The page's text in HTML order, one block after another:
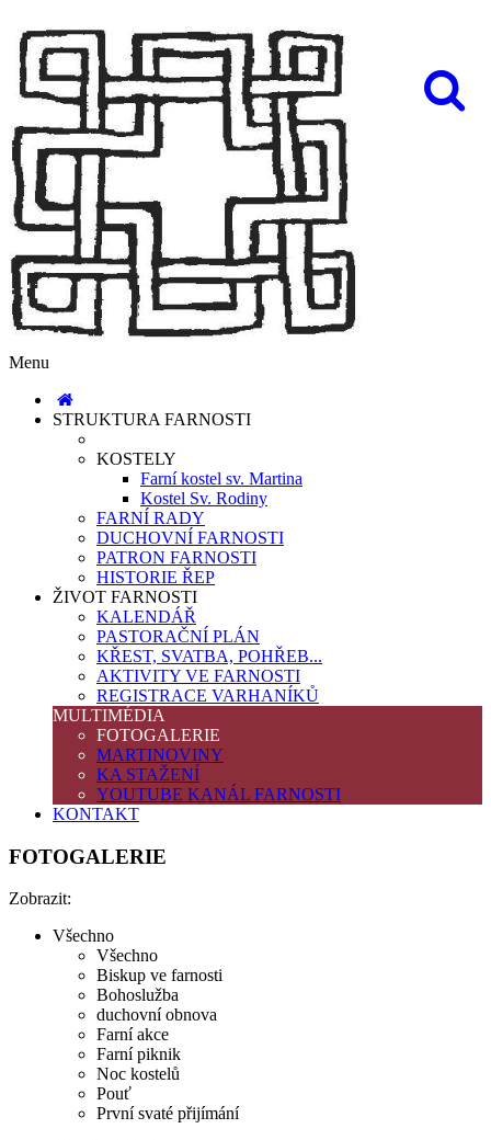
Menu
STRUKTURA FARNOSTI
KOSTELY
Farní kostel sv. Martina
Kostel Sv. Rodiny
FARNÍ RADY
DUCHOVNÍ FARNOSTI
PATRON FARNOSTI
HISTORIE ŘEP
ŽIVOT FARNOSTI
KALENDÁŘ
PASTORAČNÍ PLÁN
KŘEST, SVATBA, POHŘEB...
AKTIVITY VE FARNOSTI
REGISTRACE VARHANÍKŮ
MULTIMÉDIA
FOTOGALERIE
MARTINOVINY
KA STAŽENÍ
YOUTUBE KANÁL FARNOSTI
KONTAKT
FOTOGALERIE
Zobrazit:
Všechno
Všechno
Biskup ve farnosti
Bohoslužba
duchovní obnova
Farní akce
Farní piknik
Noc kostelů
Pouť
První svaté přijímání